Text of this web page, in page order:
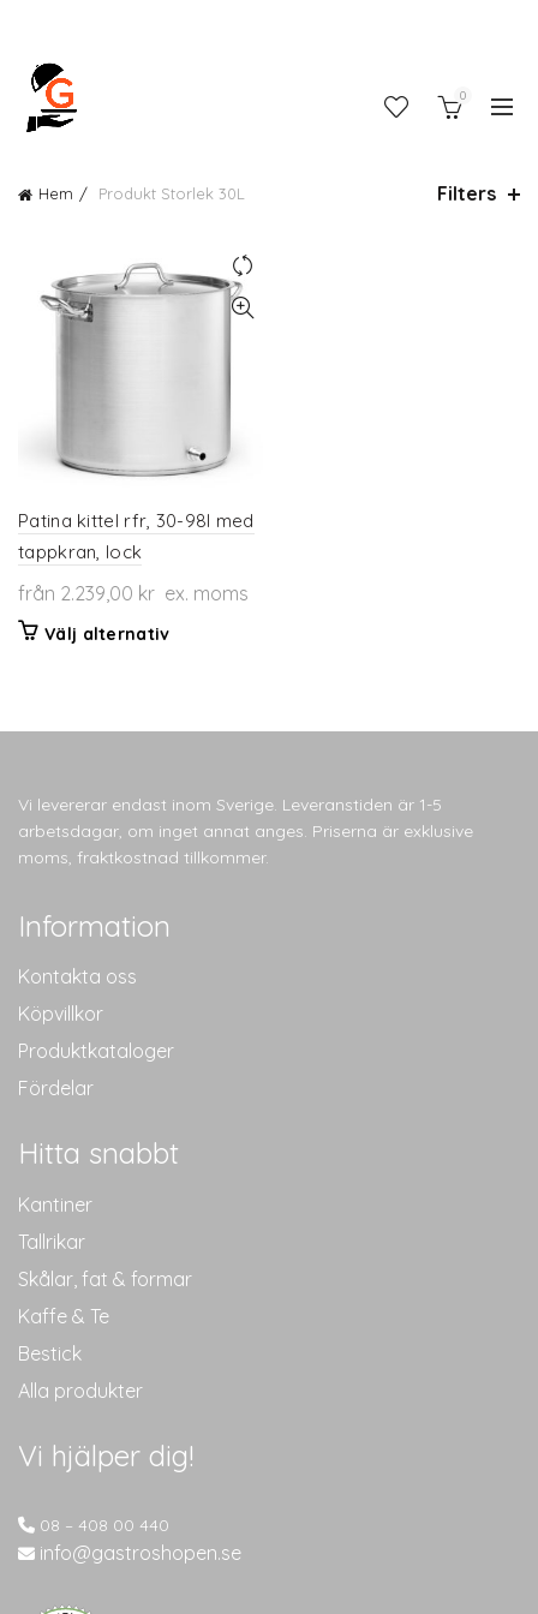
0
Hem Produkt Storlek 30L Filters
Patina kittel rfr, 30-98l med
tappkran, lock
från 2.239,00 kr ex. moms
Välj alternativDen
flera
olika
alternativen
kan
Vi levererar endast inom Sverige. Leveranstiden är 1-5
arbetsdagar, om inget annat anges. Priserna är exklusive
moms, fraktkostnad tillkommer.
Information
Kontakta oss
Köpvillkor
Produktkataloger
Fördelar
Hitta snabbt
Kantiner
Tallrikar
Skålar, fat & formar
Kaffe & Te
Bestick
Alla produkter
Vi hjälper dig!
08 – 408 00 440
info@gastroshopen.se